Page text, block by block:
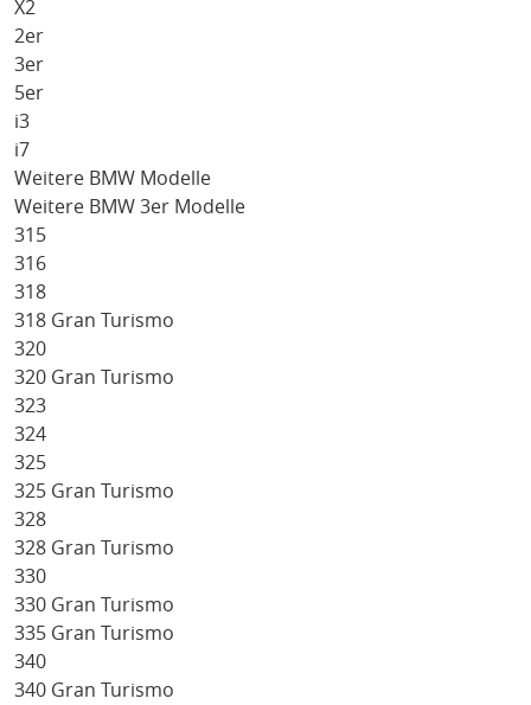
X2
2er
3er
5er
i3
i7
Weitere BMW Modelle
Weitere BMW 3er Modelle
315
316
318
318 Gran Turismo
320
320 Gran Turismo
323
324
325
325 Gran Turismo
328
328 Gran Turismo
330
330 Gran Turismo
335 Gran Turismo
340
340 Gran Turismo